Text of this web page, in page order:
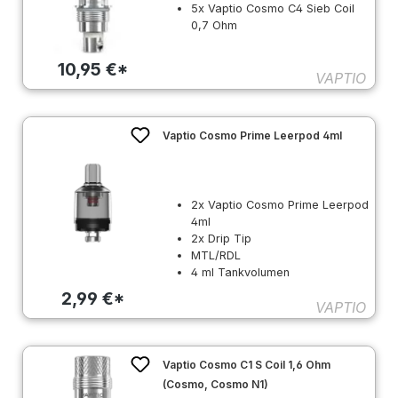
10,95 €*
5x Vaptio Cosmo C4 Sieb Coil
0,7 Ohm
VAPTIO
2,99 €*
Vaptio Cosmo Prime Leerpod 4ml
2x Vaptio Cosmo Prime Leerpod
4ml
2x Drip Tip
MTL/RDL
4 ml Tankvolumen
VAPTIO
Vaptio Cosmo C1 S Coil 1,6 Ohm
(Cosmo, Cosmo N1)